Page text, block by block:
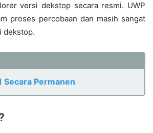
versi dekstop secara resmi. UWP
proses percobaan dan masih sangat
dekstop.
Permanen